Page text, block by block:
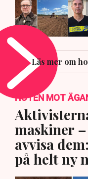
Läs mer om
HOTEN MOT
maskiner
avvisa
på helt ny